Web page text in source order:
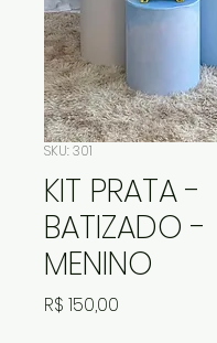
SKU: 301
KIT PRATA -
BATIZADO -
MENINO
R$ 150,00